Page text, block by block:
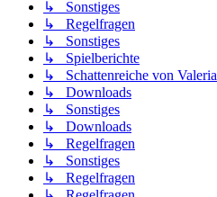
↳ Sonstiges
↳ Regelfragen
↳ Sonstiges
↳ Spielberichte
↳ Schattenreiche von Valeria
↳ Downloads
↳ Sonstiges
↳ Downloads
↳ Regelfragen
↳ Sonstiges
↳ Regelfragen